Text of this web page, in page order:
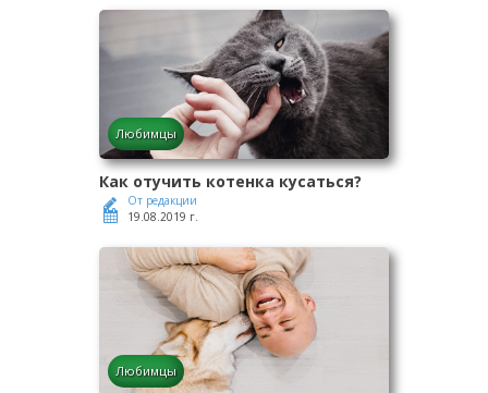
Любимцы
Как отучить котенка кусаться?
От редакции
19.08.2019 г.
Любимцы